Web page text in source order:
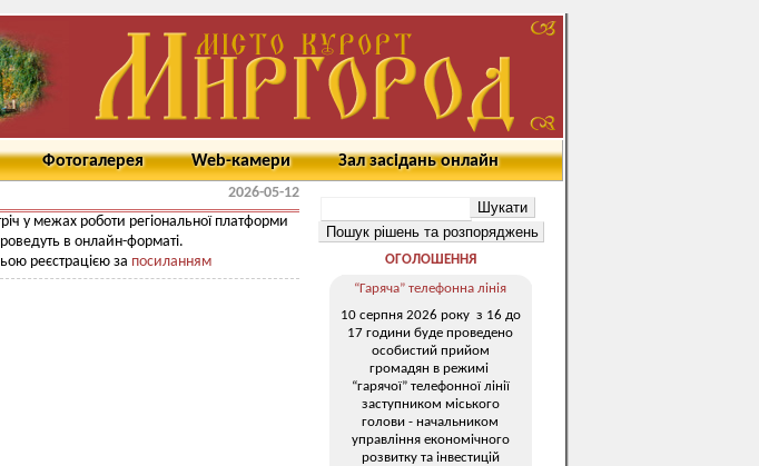
Фотогалерея Web-камери Зал засідань онлайн
2026-05-12
у межах роботи регіональної платформи
в онлайн-форматі.
реєстрацією за посиланням
ОГОЛОШЕННЯ
“Гаряча” телефонна лінія
10 серпня 2026 року з 16 до
17 години буде проведено
особистий прийом
громадян в режимі
“гарячої” телефонної лінії
заступником міського
голови - начальником
управління економічного
розвитку та інвестицій